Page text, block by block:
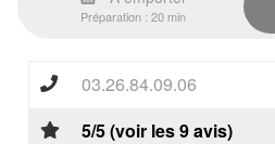
Préparation : 20 min
03.26.84.09.06
5/5 (voir les 9 avis)